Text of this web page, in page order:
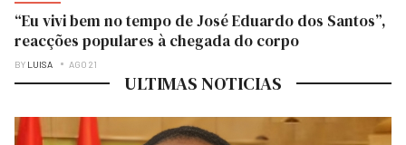
“Eu vivi bem no tempo de José Eduardo dos Santos”,
reacções populares à chegada do corpo
BY LUISA AGO 21
ULTIMAS NOTICIAS